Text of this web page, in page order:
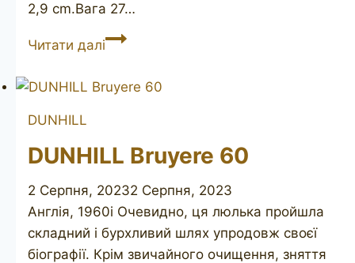
2,9 cm.Вага 27…
Читати даліDUNHILL
A
1949
DUNHILL
DUNHILL Bruyere 60
2 Серпня, 20232 Серпня, 2023
Англія, 1960і Очевидно, ця люлька пройшла
складний і бурхливий шлях упродовж своєї
біографії. Крім звичайного очищення, зняття